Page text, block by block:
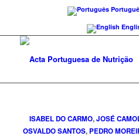
ISABEL DO CARMO,JOSÉ
OSVALDO SANTOS,PEDRO